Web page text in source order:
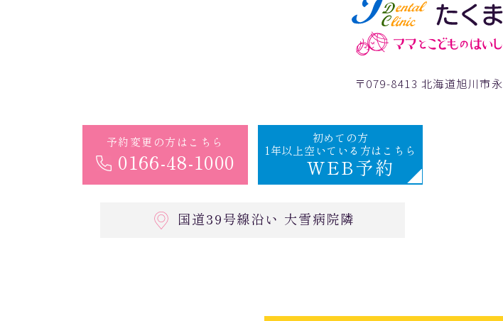
〒079-8413 北海道旭川市
予約変更の方はこちら
0166-48-1000
初めての方
1年以上空いている方はこちら
WEB予約
国道39号線沿い 大雪病院隣